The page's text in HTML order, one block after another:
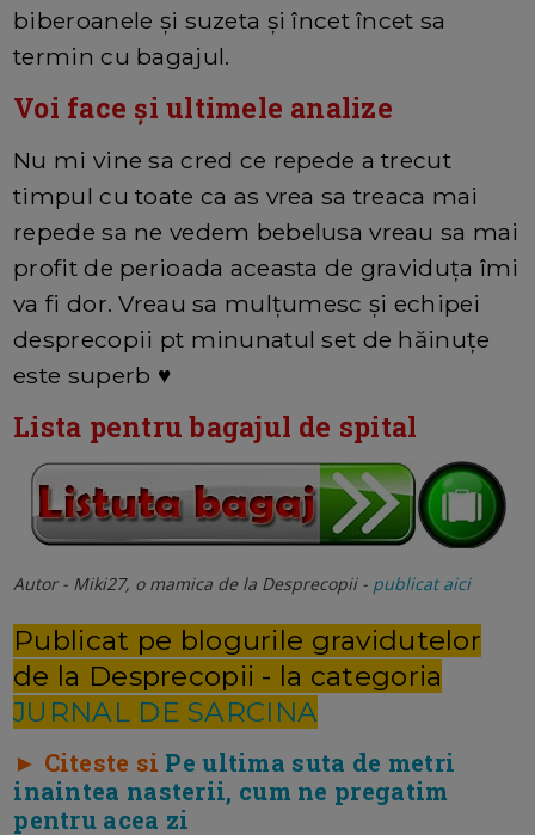
biberoanele și suzeta și încet încet sa
termin cu bagajul.
Voi face și ultimele analize
Nu mi vine sa cred ce repede a trecut
timpul cu toate ca as vrea sa treaca mai
repede sa ne vedem bebelusa vreau sa mai
profit de perioada aceasta de graviduța îmi
va fi dor. Vreau sa mulțumesc și echipei
desprecopii pt minunatul set de hăinuțe
este superb ♥️
Lista pentru bagajul de spital
Autor - Miki27, o mamica de la Desprecopii - publicat aici
Publicat pe blogurile gravidutelor
de la Desprecopii - la categoria
JURNAL DE SARCINA
► Citeste si Pe ultima suta de metri
inaintea nasterii, cum ne pregatim
pentru acea zi